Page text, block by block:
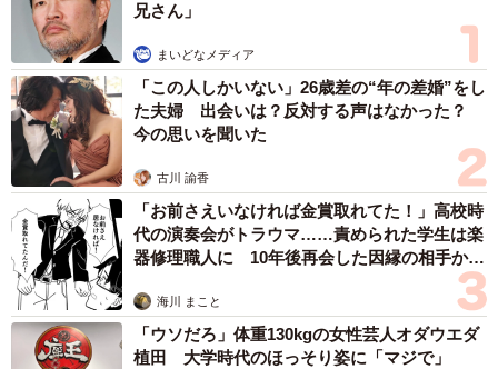
4/5
クレカをピッ！として改札機を通る南海電鉄の美人広報さん
2019年度に１日平均約3万5000人いた関西空港駅の乗降客
数は、1万人以下まで落ち込んでいるという。鉄道業界も苦
境に立たされているが、辻本さんは「我々もコロナの影響
を受けたが、守りの姿勢だけではなく回復後を想定して、
新しいことにチャレンジする。新しいことに取り組んでい
く姿勢を見せたい」と、別の狙いも強調した。
兄さん」
まいどなメディア
「この人しかいない」26歳差の“年の差婚”をし
た夫婦 出会いは？反対する声はなかった？
今の思いを聞いた
古川 諭香
「お前さえいなければ金賞取れてた！」高校時
代の演奏会がトラウマ……責められた学生は楽
器修理職人に 10年後再会した因縁の相手から
海川 まこと
「ウソだろ」体重130kgの女性芸人オダウエダ
植田 大学時代のほっそり姿に「マジで」